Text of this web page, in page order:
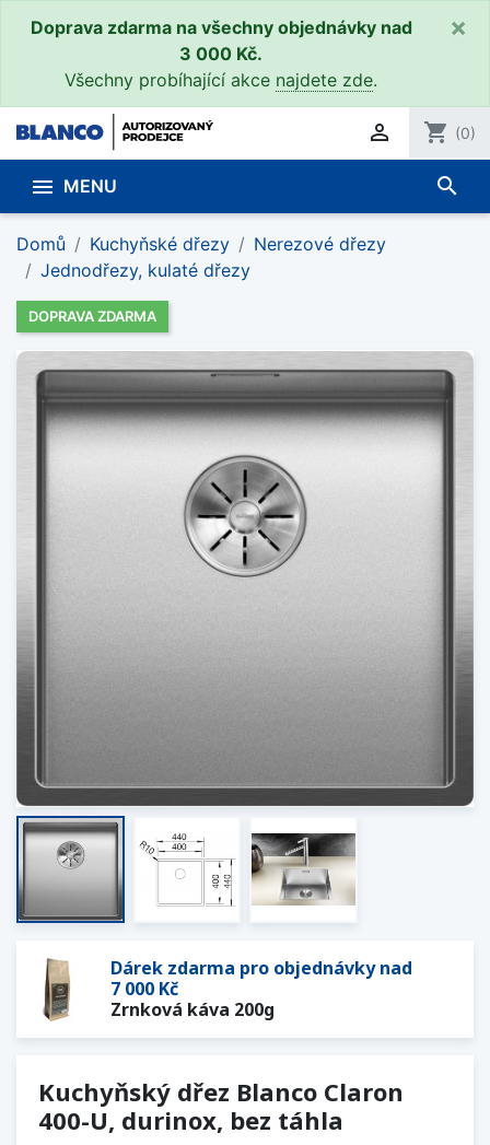
Doprava zdarma na všechny objednávky nad
3 000 Kč.
Všechny probíhající akce najdete zde.
×
 shopping_cart (0)
 MENU search
Domů Kuchyňské dřezy
Nerezové dřezy
Jednodřezy, kulaté dřezy
DOPRAVA ZDARMA
Dárek zdarma pro objednávky nad
7 000 Kč
Zrnková káva 200g
Kuchyňský dřez Blanco Claron
400-U, durinox, bez táhla